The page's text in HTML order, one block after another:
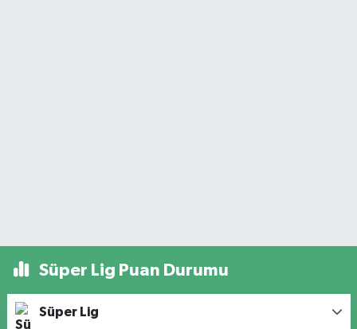
Süper Lig Puan Durumu
Süper Lig